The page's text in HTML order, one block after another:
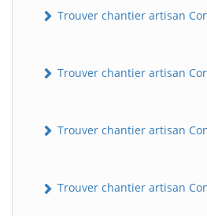
Trouver chantier artisan
Trouver chantier artisan
Trouver chantier artisan
Trouver chantier artisan